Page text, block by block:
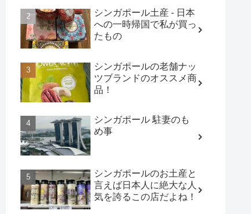
シンガポール土産 - 日本
への一時帰国で私が買っ
たもの
シンガポールの老舗ナッ
ツブランドのオススメ商
品！
シンガポール 駐妻のも
め事
シンガポールのお土産と
言えば日本人に絶大な人
気を誇るこの店だよね！